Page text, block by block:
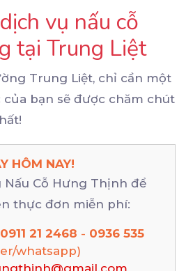
vụ nấu cỗ
tại Trung Liệt
Trung Liệt, chỉ cần một
của bạn sẽ được chăm chút
HÔM NAY!
Nấu Cỗ Hưng Thịnh để
thực đơn miễn phí:
0911 21 2468 - 0936 535
whatsapp)